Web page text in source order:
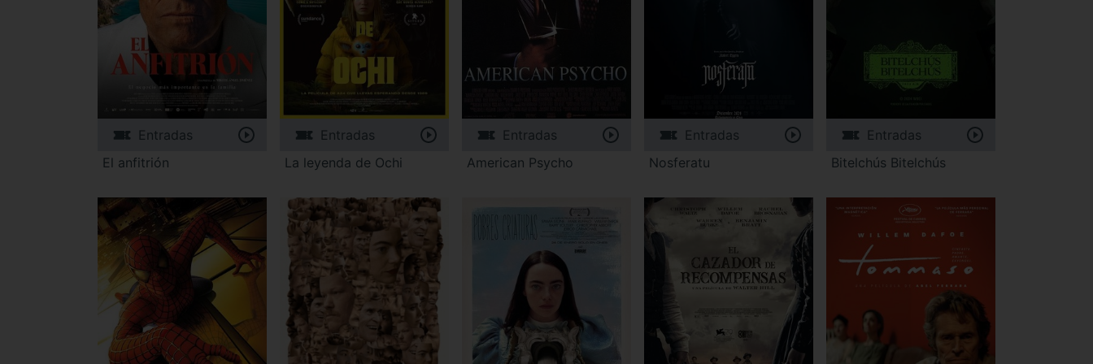
Entradas
El anfitrión
Entradas
La leyenda de Ochi
Entradas
American Psycho
Entradas
Nosferatu
Entradas
Bitelchús Bitelchús